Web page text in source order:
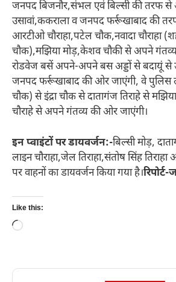
जनपद बिजनौर,संभल एवं बिल्सी की तरफ से
उसावां,ककराला व जनपद फर्रूखाबाद की
आरटीओ चौराहा,पटेल चौक,नवादा चौराहा
चौक),मझिया मोड़,केशव चौकी से अपने
रोडवेज बसें अपने-अपने बस अड्डों से बदायूं से
जनपद फर्रूखाबाद की ओर जाएंगी, वे पुलिस
चौक) से इंद्रा चौक से दातागंज तिराहे से
चौराहे से अपने गंतव्य की ओर जाएंगी।
इन प्वाइंटों पर डायवर्जन:-बिल्सी मोड़,
लाइन चौराहा,जेल तिराहा,संतोष सिंह तिराहा
पर वाहनों का डायवर्जन किया गया है।
Like this:
Loading…